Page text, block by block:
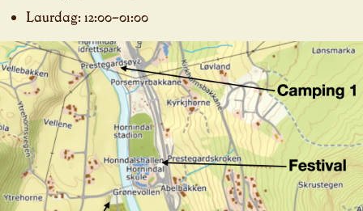
Laurdag: 12:00–01:00